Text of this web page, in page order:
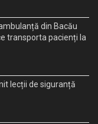
din Bacău
transporta pacienți la
lecții de siguranță